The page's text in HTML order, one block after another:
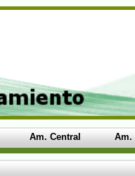
Am. Central Am.